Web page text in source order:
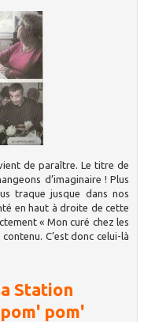
de paraître. Le titre de
d’imaginaire ! Plus
traque jusque dans nos
en haut à droite de cette
« Mon curé chez les
C’est donc celui-là
Station
pom'